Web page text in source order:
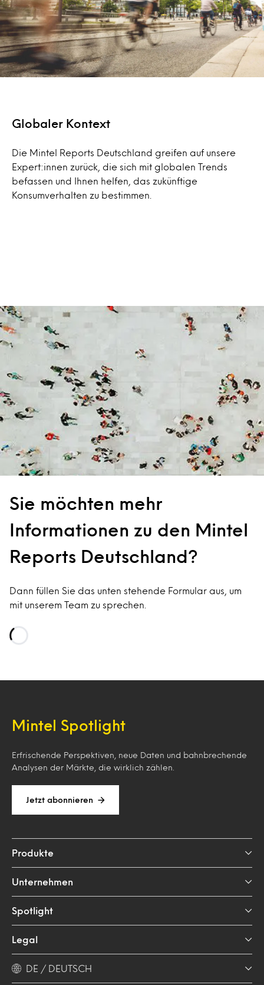
Globaler Kontext
Die Mintel Reports Deutschland greifen auf unsere
Expert:innen zurück, die sich mit globalen Trends
befassen und Ihnen helfen, das zukünftige
Konsumverhalten zu bestimmen.
Sie möchten mehr
Informationen zu den Mintel
Reports Deutschland?
Dann füllen Sie das unten stehende Formular aus, um
mit unserem Team zu sprechen.
Mintel Spotlight
Erfrischende Perspektiven, neue Daten und bahnbrechende
Analysen der Märkte, die wirklich zählen.
Jetzt abonnieren
Produkte
Unternehmen
Spotlight
Legal
DE / DEUTSCH